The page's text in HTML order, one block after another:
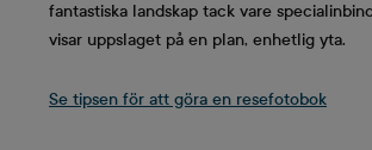
fantastiska landskap tack vare
visar uppslaget på en plan, enhetlig yta.
Se tipsen för att göra en resefotobok